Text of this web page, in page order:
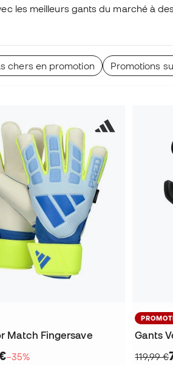
les meilleurs gants du marché à
chers en promotion Promotions
Match Fingersave
−35%
Gants
119,99 €